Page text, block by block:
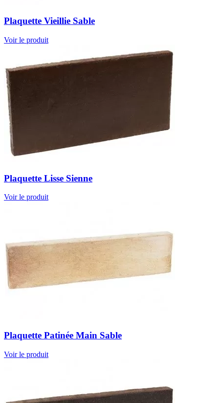
Plaquette Vieillie Sable
Voir le produit
Plaquette Lisse Sienne
Voir le produit
Plaquette Patinée Main Sable
Voir le produit